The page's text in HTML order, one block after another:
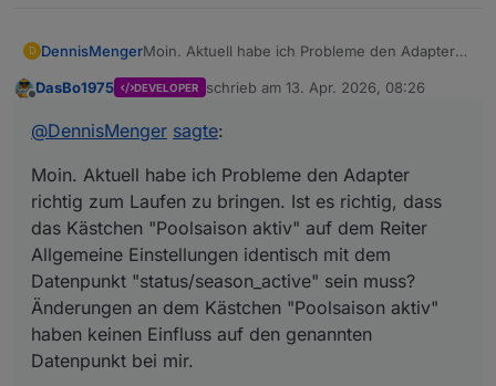
D DennisMengerMoin. Aktuell habe ich Probleme den Adapter
dass das Kästchen "Poolsaison aktiv" auf dem
dem Datenpunkt "status/season_active" sein
"Poolsaison aktiv" haben keinen Einfluss auf
den genannten Datenpunkt bei mir.
DasBo1975 DEVELOPER schrieb am 13. Apr. 2026, 08:26
zuletzt editiert von
@DennisMenger sagte:
Moin. Aktuell habe ich Probleme den Adapter
richtig zum Laufen zu bringen. Ist es richtig, dass
das Kästchen "Poolsaison aktiv" auf dem Reiter
Allgemeine Einstellungen identisch mit dem
Datenpunkt "status/season_active" sein muss?
Änderungen an dem Kästchen "Poolsaison aktiv"
haben keinen Einfluss auf den genannten
Datenpunkt bei mir.